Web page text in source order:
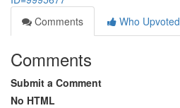
Comments
Who Upvoted
Comments
Submit a Comment
No HTML